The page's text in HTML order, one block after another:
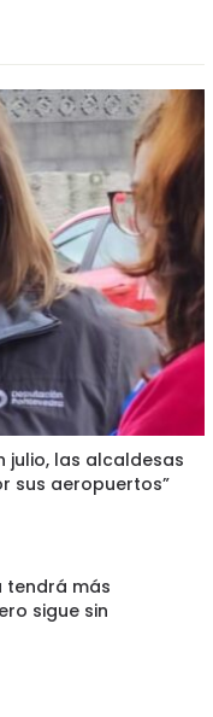
julio, las alcaldesas
sus aeropuertos”
tendrá más
sigue sin